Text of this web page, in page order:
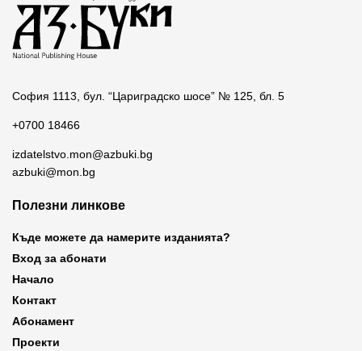
София 1113, бул. “Цариградско шосе” № 125, бл. 5
+0700 18466
izdatelstvo.mon@azbuki.bg
azbuki@mon.bg
Полезни линкове
Къде можете да намерите изданията?
Вход за абонати
Начало
Контакт
Абонамент
Проекти